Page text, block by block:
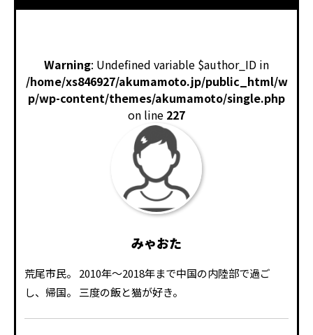
Warning: Undefined variable $author_ID in
/home/xs846927/akumamoto.jp/public_html/w
p/wp-content/themes/akumamoto/single.php
on line 227
みゃおた
荒尾市民。 2010年～2018年まで中国の内陸部で過ご
し、帰国。 三度の飯と猫が好き。